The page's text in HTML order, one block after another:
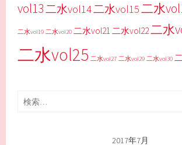
vol13二水vol14二水vol15二水
二水vol19 二水vol20 二水vol21 二水vol22二水
二水vol25 二水vol27 二水vol29 二水vol30
検
2017年7月